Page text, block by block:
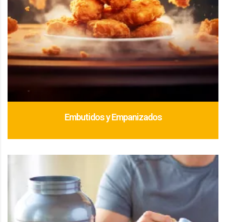
Embutidos y Empanizados